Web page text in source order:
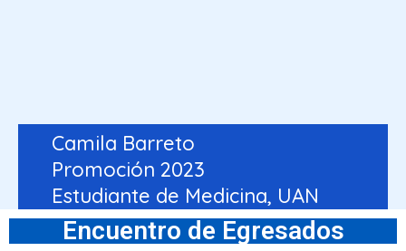
Camila Barreto
Promoción 2023
Estudiante de Medicina, UAN
Encuentro de Egresados